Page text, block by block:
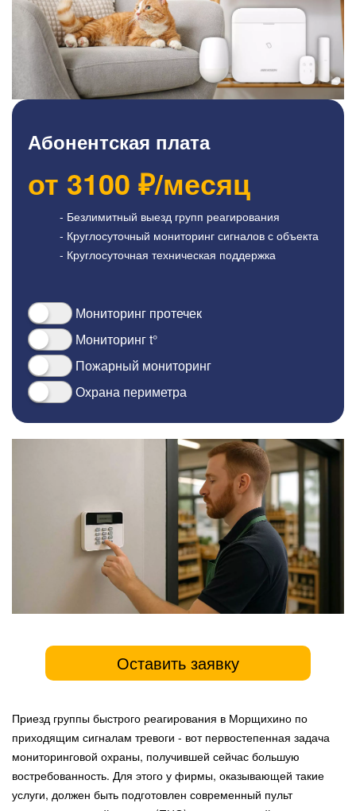
Абонентская плата
от 3100 ₽/месяц
- Безлимитный выезд групп реагирования
- Круглосуточный мониторинг сигналов с объекта
- Круглосуточная техническая поддержка
Мониторинг протечек
Мониторинг t°
Пожарный мониторинг
Охрана периметра
Оставить заявку
Приезд группы быстрого реагирования в Морщихино по
приходящим сигналам тревоги - вот первостепенная задача
мониторинговой охраны, получившей сейчас большую
востребованность. Для этого у фирмы, оказывающей такие
услуги, должен быть подготовлен современный пульт